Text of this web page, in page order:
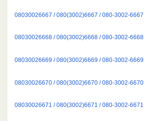
08030026667 / 080(3002)6667 / 080-3002-6667
08030026668 / 080(3002)6668 / 080-3002-6668
08030026669 / 080(3002)6669 / 080-3002-6669
08030026670 / 080(3002)6670 / 080-3002-6670
08030026671 / 080(3002)6671 / 080-3002-6671